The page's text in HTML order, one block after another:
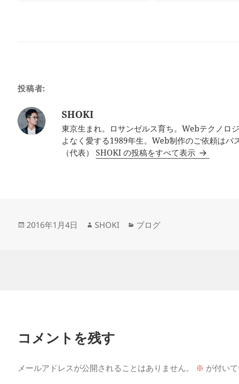
投稿者:
SHOKI
東京生まれ。ロサンゼルス育ち。Webテクノロ
よなく愛する1989年生。Web制作のご依頼はバ
（代表） SHOKI の投稿をすべて表示
投
2016年1月4日
作
SHOKI
カ
ブログ
コメントを残す
メールアドレスが公開されることはありません。 ※ が付い